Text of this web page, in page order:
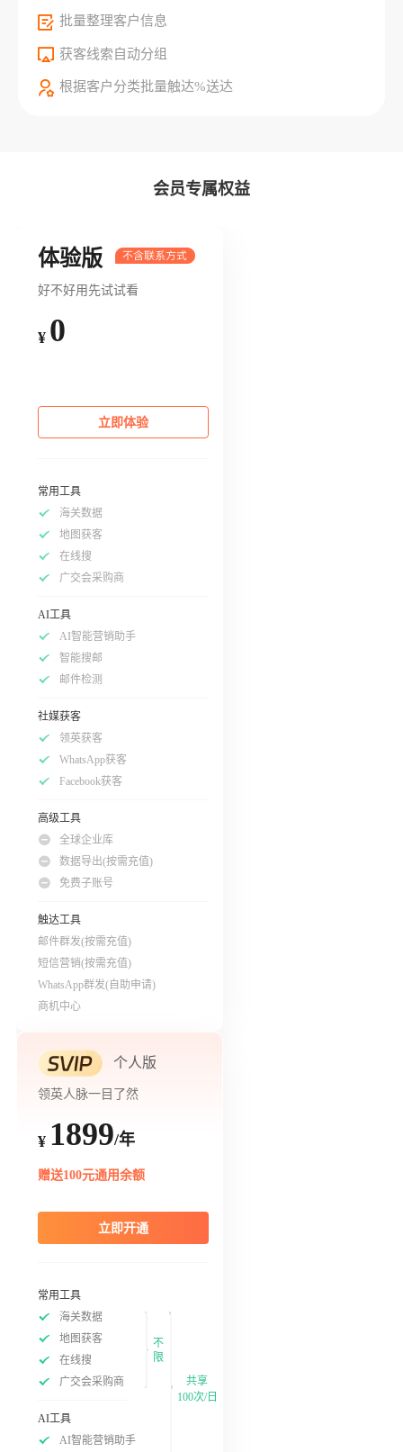
批量整理客户信息
获客线索自动分组
根据客户分类批量触达%送达
会员专属权益
体验版
好不好用先试试看
¥ 0
立即体验
常用工具
海关数据
地图获客
在线搜
广交会采购商
AI工具
AI智能营销助手
智能搜邮
邮件检测
社媒获客
领英获客
WhatsApp获客
Facebook获客
高级工具
全球企业库
数据导出(按需充值)
免费子账号
触达工具
邮件群发(按需充值)
短信营销(按需充值)
WhatsApp群发(自助申请)
商机中心
个人版
领英人脉一目了然
¥ 1899/年
赠送100元通用余额
立即开通
常用工具
海关数据
地图获客
在线搜
广交会采购商
不
限
AI工具
AI智能营销助手
共享
100次/日